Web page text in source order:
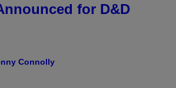
for D&D
Connolly